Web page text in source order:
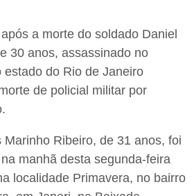
a morte do soldado Daniel
30 anos, assassinado no
estado do Rio de Janeiro
de policial militar por
Marinho Ribeiro, de 31 anos, foi
manhã desta segunda-feira
localidade Primavera, no bairro